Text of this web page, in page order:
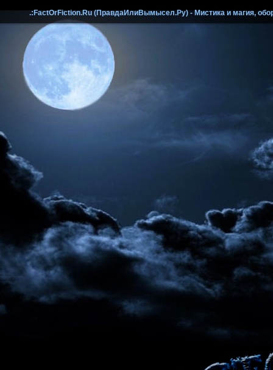
.:FactOrFiction.Ru (ПравдаИлиВымысел.Ру) - Мистика и магия,